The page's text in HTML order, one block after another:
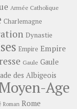
Armée Catholique
Charlemagne
Dynastie
Empire Empire
Gaule Gaule
des Albigeois
Age
Roman Rome